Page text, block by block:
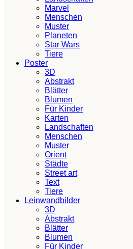
Marvel
Menschen
Muster
Planeten
Star Wars
Tiere
Poster
3D
Abstrakt
Blätter
Blumen
Für Kinder
Karten
Landschaften
Menschen
Muster
Orient
Städte
Street art
Text
Tiere
Leinwandbilder
3D
Abstrakt
Blätter
Blumen
Für Kinder